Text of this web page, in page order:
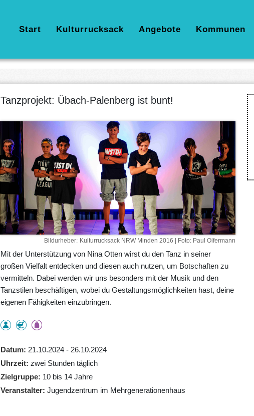
Hauptnavigation
Start Kulturrucksack Angebote Kommunen
Tanzprojekt: Übach-Palenberg ist bunt!
Bildurheber Kulturrucksack NRW Minden 2016 | Foto: Paul Olfermann
Mit der Unterstützung von Nina Otten wirst du den Tanz in seiner
großen Vielfalt entdecken und diesen auch nutzen, um Botschaften zu
vermitteln. Dabei werden wir uns besonders mit der Musik und den
Tanzstilen beschäftigen, wobei du Gestaltungsmöglichkeiten hast, deine
eigenen Fähigkeiten einzubringen.
Datum
21.10.2024 - 26.10.2024
Uhrzeit zwei Stunden täglich
Zielgruppe
10 bis 14 Jahre
Veranstalter Jugendzentrum im Mehrgenerationenhaus